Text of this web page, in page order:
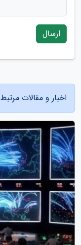
ارسال
اخبار و مقالات مرتبط